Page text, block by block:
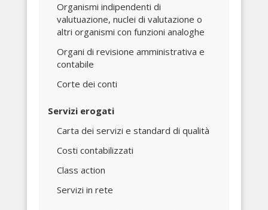
Organismi indipendenti di
valutuazione, nuclei di valutazione o
altri organismi con funzioni analoghe
Organi di revisione amministrativa e
contabile
Corte dei conti
Servizi erogati
Carta dei servizi e standard di qualità
Costi contabilizzati
Class action
Servizi in rete